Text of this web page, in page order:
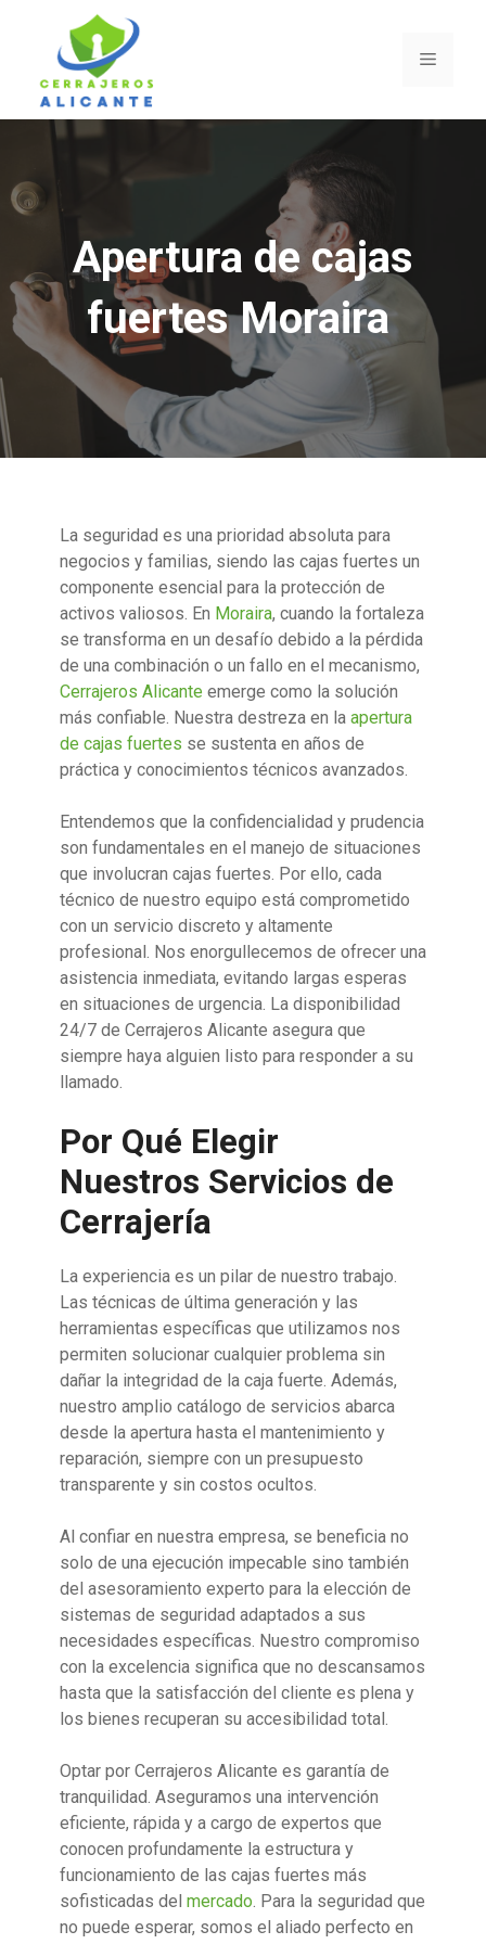
contenido
Menú
Apertura de cajas
fuertes Moraira
La seguridad es una prioridad absoluta para
negocios y familias, siendo las cajas fuertes un
componente esencial para la protección de
activos valiosos. En Moraira, cuando la fortaleza
se transforma en un desafío debido a la pérdida
de una combinación o un fallo en el mecanismo,
Cerrajeros Alicante emerge como la solución
más confiable. Nuestra destreza en la apertura
de cajas fuertes se sustenta en años de
práctica y conocimientos técnicos avanzados.
Entendemos que la confidencialidad y prudencia
son fundamentales en el manejo de situaciones
que involucran cajas fuertes. Por ello, cada
técnico de nuestro equipo está comprometido
con un servicio discreto y altamente
profesional. Nos enorgullecemos de ofrecer una
asistencia inmediata, evitando largas esperas
en situaciones de urgencia. La disponibilidad
24/7 de Cerrajeros Alicante asegura que
siempre haya alguien listo para responder a su
llamado.
Por Qué Elegir
Nuestros Servicios de
Cerrajería
La experiencia es un pilar de nuestro trabajo.
Las técnicas de última generación y las
herramientas específicas que utilizamos nos
permiten solucionar cualquier problema sin
dañar la integridad de la caja fuerte. Además,
nuestro amplio catálogo de servicios abarca
desde la apertura hasta el mantenimiento y
reparación, siempre con un presupuesto
transparente y sin costos ocultos.
Al confiar en nuestra empresa, se beneficia no
solo de una ejecución impecable sino también
del asesoramiento experto para la elección de
sistemas de seguridad adaptados a sus
necesidades específicas. Nuestro compromiso
con la excelencia significa que no descansamos
hasta que la satisfacción del cliente es plena y
los bienes recuperan su accesibilidad total.
Optar por Cerrajeros Alicante es garantía de
tranquilidad. Aseguramos una intervención
eficiente, rápida y a cargo de expertos que
conocen profundamente la estructura y
funcionamiento de las cajas fuertes más
sofisticadas del mercado . Para la seguridad que
no puede esperar, somos el aliado perfecto en